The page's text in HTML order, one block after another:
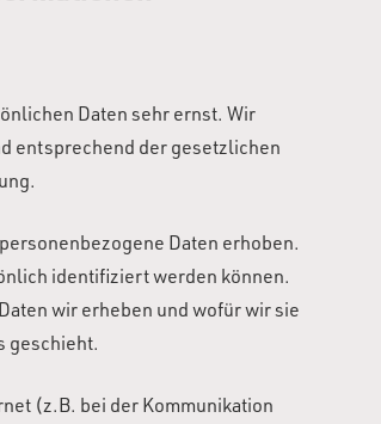
Daten sehr ernst. Wir
entsprechend der gesetzlichen
Daten erhoben.
identifiziert werden können.
wir erheben und wofür wir sie
geschieht.
(z.B. bei der Kommunikation